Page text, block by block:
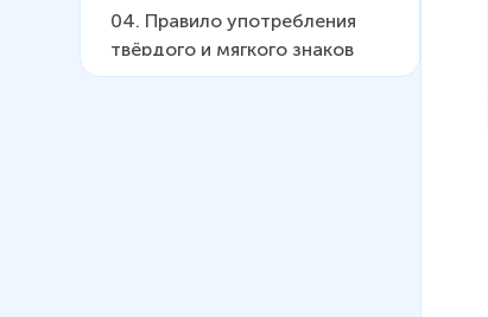
04. Правило употребления
твёрдого и мягкого знаков
15 мин